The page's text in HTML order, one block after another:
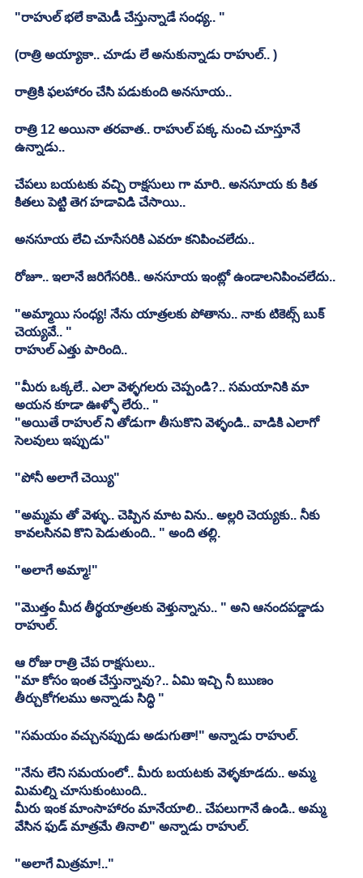
"రాహుల్ భలే కామెడీ చేస్తున్నాడే సంధ్య.. "
(రాత్రి అయ్యాకా.. చూడు లే అనుకున్నాడు రాహుల్.. )
రాత్రికి ఫలహారం చేసి పడుకుంది అనసూయ..
రాత్రి 12 అయినా తరవాత.. రాహుల్ పక్క నుంచి చూస్తూనే
ఉన్నాడు..
చేపలు బయటకు వచ్చి రాక్షసులు గా మారి.. అనసూయ కు కిత
కితలు పెట్టి తెగ హడావిడి చేసాయి..
అనసూయ లేచి చూసేసరికి ఎవరూ కనిపించలేదు..
రోజూ.. ఇలానే జరిగేసరికి.. అనసూయ ఇంట్లో ఉండాలనిపించలేదు..
"అమ్మాయి సంధ్య! నేను యాత్రలకు పోతాను.. నాకు టికెట్స్ బుక్
చెయ్యవే.. "
రాహుల్ ఎత్తు పారింది..
"మీరు ఒక్కలే.. ఎలా వెళ్ళగలరు చెప్పండి?.. సమయానికి మా
అయన కూడా ఊళ్ళో లేరు.. "
"అయితే రాహుల్ ని తోడుగా తీసుకొని వెళ్ళండి.. వాడికి ఎలాగో
సెలవులు ఇప్పుడు"
"పోనీ అలాగే చెయ్యి"
"అమ్మమ తో వెళ్ళు.. చెప్పిన మాట విను.. అల్లరి చెయ్యకు.. నీకు
కావలసినవి కొని పెడుతుంది.. " అంది తల్లి.
"అలాగే అమ్మా!"
"మొత్తం మీద తీర్థయాత్రలకు వెళ్తున్నాను.. " అని ఆనందపడ్డాడు
రాహుల్.
ఆ రోజు రాత్రి చేప రాక్షసులు..
"మా కోసం ఇంత చేస్తున్నావు?.. ఏమి ఇచ్చి నీ ఋణం
తీర్చుకోగలము అన్నాడు సిద్ధి "
"సమయం వచ్చునప్పుడు అడుగుతా!" అన్నాడు రాహుల్.
"నేను లేని సమయంలో.. మీరు బయటకు వెళ్ళకూడదు.. అమ్మ
మిమల్ని చూసుకుంటుంది..
మీరు ఇంక మాంసాహారం మానేయాలి.. చేపలుగానే ఉండి.. అమ్మ
వేసిన ఫుడ్ మాత్రమే తినాలి" అన్నాడు రాహుల్.
"అలాగే మిత్రమా!.."